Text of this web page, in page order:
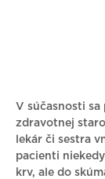
V súčasnosti
zdravotnej
lekár či sestra
pacienti
krv, ale do